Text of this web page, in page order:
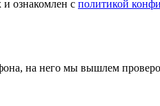
ознакомлен с политикой
на него мы вышлем